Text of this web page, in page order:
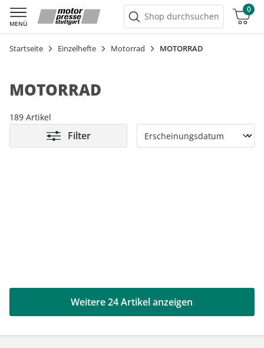
MENÜ
Shop durchsuchen
0
Warenkorb
Startseite Einzelhefte Motorrad MOTORRAD
MOTORRAD
189 Artikel
Filter
Weitere 24 Artikel anzeigen